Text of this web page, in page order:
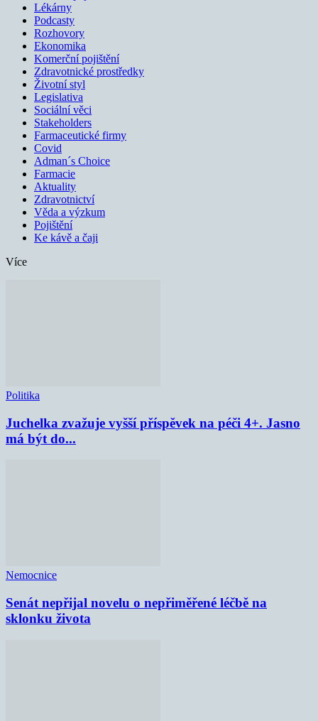
Lékárny
Podcasty
Rozhovory
Ekonomika
Komerční pojištění
Zdravotnické prostředky
Životní styl
Legislativa
Sociální věci
Stakeholders
Farmaceutické firmy
Covid
Adman´s Choice
Farmacie
Aktuality
Zdravotnictví
Věda a výzkum
Pojištění
Ke kávě a čaji
Více
Politika
Juchelka zvažuje vyšší příspěvek na péči 4+. Jasno
má být do...
Nemocnice
Senát nepřijal novelu o nepřiměřené léčbě na
sklonku života